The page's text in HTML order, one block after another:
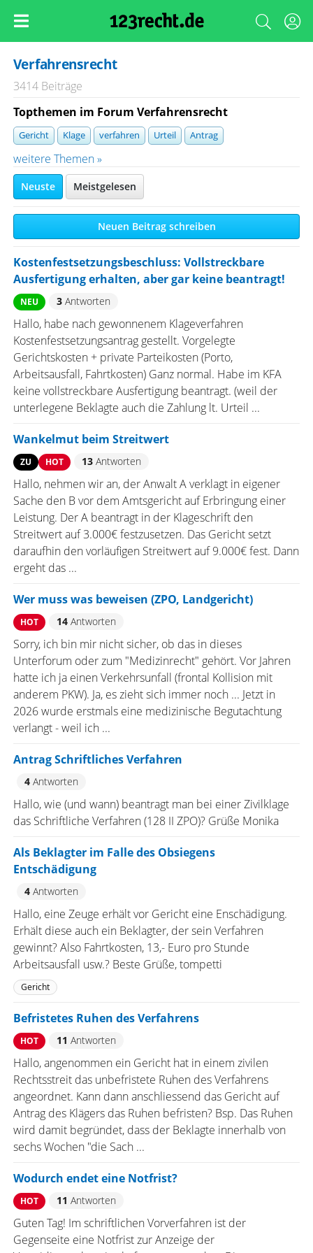
Verfahrensrecht
3414 Beiträge
Topthemen im Forum Verfahrensrecht
Gericht Klage verfahren Urteil Antrag
weitere Themen »
Neuste Meistgelesen
Neuen Beitrag schreiben
Kostenfestsetzungsbeschluss: Vollstreckbare
Ausfertigung erhalten, aber gar keine beantragt!
NEU 3Antworten
Hallo, habe nach gewonnenem Klageverfahren
Kostenfestsetzungsantrag gestellt. Vorgelegte
Gerichtskosten + private Parteikosten (Porto,
Arbeitsausfall, Fahrtkosten) Ganz normal. Habe im KFA
keine vollstreckbare Ausfertigung beantragt. (weil der
unterlegene Beklagte auch die Zahlung lt. Urteil ...
Wankelmut beim Streitwert
ZU HOT 13Antworten
Hallo, nehmen wir an, der Anwalt A verklagt in eigener
Sache den B vor dem Amtsgericht auf Erbringung einer
Leistung. Der A beantragt in der Klageschrift den
Streitwert auf 3.000€ festzusetzen. Das Gericht setzt
daraufhin den vorläufigen Streitwert auf 9.000€ fest. Dann
ergeht das ...
Wer muss was beweisen (ZPO, Landgericht)
HOT 14Antworten
Sorry, ich bin mir nicht sicher, ob das in dieses
Unterforum oder zum "Medizinrecht" gehört. Vor Jahren
hatte ich ja einen Verkehrsunfall (frontal Kollision mit
anderem PKW). Ja, es zieht sich immer noch ... Jetzt in
2026 wurde erstmals eine medizinische Begutachtung
verlangt - weil ich ...
Antrag Schriftliches Verfahren
4Antworten
Hallo, wie (und wann) beantragt man bei einer Zivilklage
das Schriftliche Verfahren (128 II ZPO)? Grüße Monika
Als Beklagter im Falle des Obsiegens
Entschädigung
4Antworten
Hallo, eine Zeuge erhält vor Gericht eine Enschädigung.
Erhält diese auch ein Beklagter, der sein Verfahren
gewinnt? Also Fahrtkosten, 13,- Euro pro Stunde
Arbeitsausfall usw.? Beste Grüße, tompetti
Gericht
Befristetes Ruhen des Verfahrens
HOT 11 Antworten
Hallo, angenommen ein Gericht hat in einem zivilen
Rechtsstreit das unbefristete Ruhen des Verfahrens
angeordnet. Kann dann anschliessend das Gericht auf
Antrag des Klägers das Ruhen befristen? Bsp. Das Ruhen
wird damit begründet, dass der Beklagte innerhalb von
sechs Wochen "die Sach ...
Wodurch endet eine Notfrist?
HOT 11 Antworten
Guten Tag! Im schriftlichen Vorverfahren ist der
Gegenseite eine Notfrist zur Anzeige der